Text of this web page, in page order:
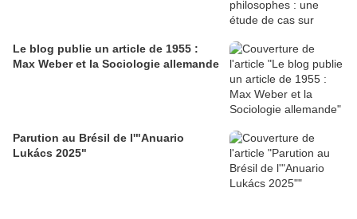
Le blog publie un article de 1955 :
Max Weber et la Sociologie allemande
Parution au Brésil de l'"Anuario
Lukács 2025"